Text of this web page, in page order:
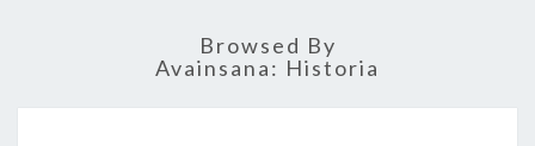
Browsed By
Avainsana: Historia